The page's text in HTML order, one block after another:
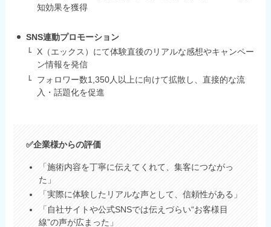
知効果を獲得
SNS連動プロモーション
X（エックス）にて体験直後のリアルな感想やキャンペー
ン情報を発信
フォロワー数1,350人以上に向けて拡散し、直接的な流
入・話題化を促進
✅企業様からの評価
「施術内容を丁寧に伝えてくれて、集客につながっ
た」
「実際に体験したリアルな声として、信頼性がある」
「自社サイトや公式SNSでは伝えづらい“お客様目
線”の声が広まった」